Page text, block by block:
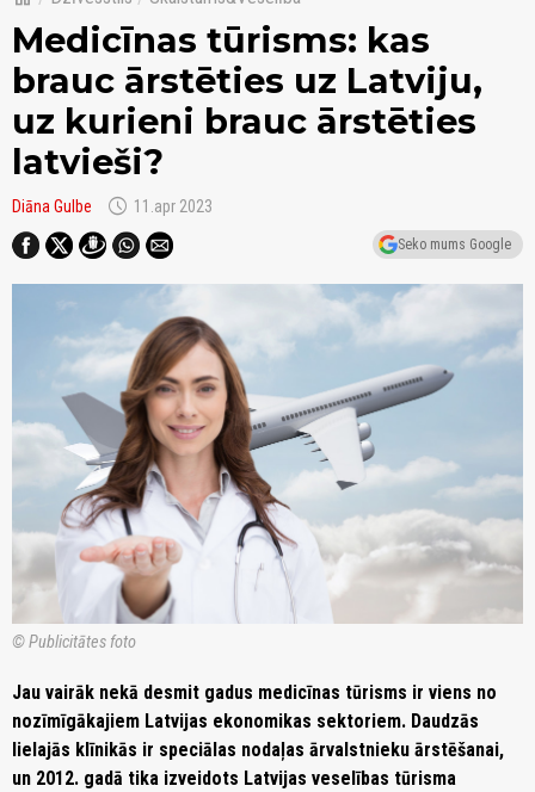
Medicīnas tūrisms: kas
brauc ārstēties uz Latviju,
uz kurieni brauc ārstēties
latvieši?
Diāna Gulbe schedule 11.apr 2023
Seko mums Google
© Publicitātes foto
Jau vairāk nekā desmit gadus medicīnas tūrisms ir viens no
nozīmīgākajiem Latvijas ekonomikas sektoriem. Daudzās
lielajās klīnikās ir speciālas nodaļas ārvalstnieku ārstēšanai,
un 2012. gadā tika izveidots Latvijas veselības tūrisma